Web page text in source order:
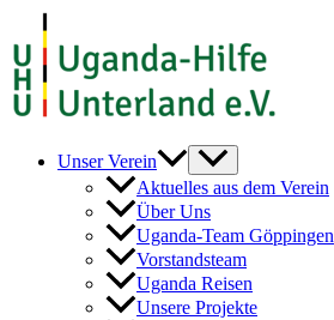
Zum
Inhalt
springen
Unser Verein
Aktuelles aus dem Verein
Über Uns
Uganda-Team Göppingen
Vorstandsteam
Uganda Reisen
Unsere Projekte